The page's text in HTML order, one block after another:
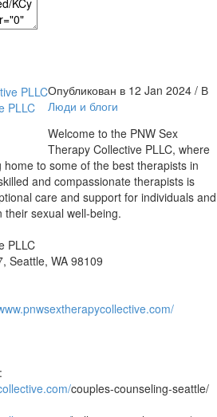
PLLC
Опубликован в 12 Jan 2024 / В
Люди и блоги
⁣Welcome to the PNW Sex
Therapy Collective PLLC, where
to some of the best therapists in
and compassionate therapists is
care and support for individuals and
sexual well-being.
PLLC
Seattle, WA 98109
couples-counseling-seattle/